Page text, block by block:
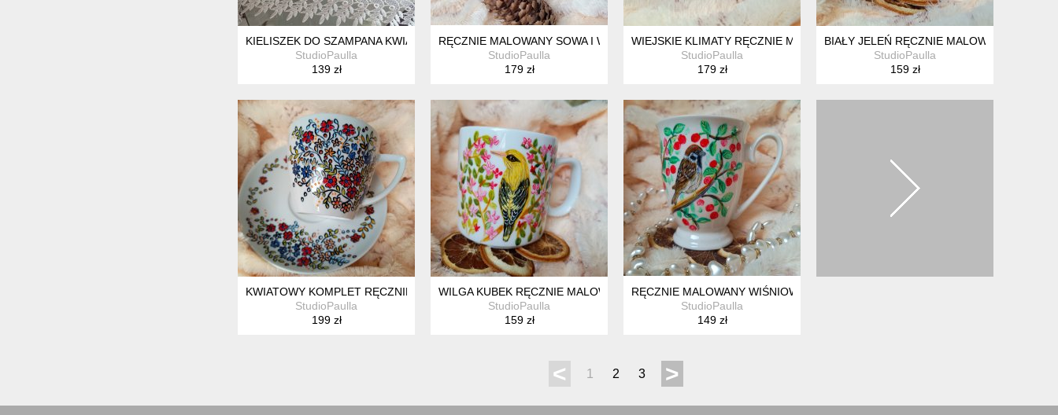
KIELISZEK DO SZAMPANA KWIATY I ZIMORODEK RĘCZNIE MALOWANY
StudioPaulla
139 zł
RĘCZNIE MALOWANY SOWA I WILK PEŁNIA KSIĘŻYCA KUBEK 300 ML.
StudioPaulla
179 zł
WIEJSKIE KLIMATY RĘCZNIE MALOWANY KUBEK 270 ML.
StudioPaulla
179 zł
BIAŁY JELEŃ RĘCZNIE MALOWANY KUBEK
StudioPaulla
159 zł
KWIATOWY KOMPLET RĘCZNIE MALOWANY FILIŻANKA 350 ML.
StudioPaulla
199 zł
WILGA KUBEK RĘCZNIE MALOWANY 270 ML
StudioPaulla
159 zł
RĘCZNIE MALOWANY WIŚNIOWY MAZUREK KUBEK ŚNIADANIOWY
StudioPaulla
149 zł
< 1 2 3 >